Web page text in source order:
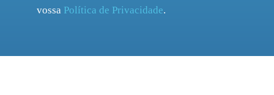
vossa Política de Privacidade.